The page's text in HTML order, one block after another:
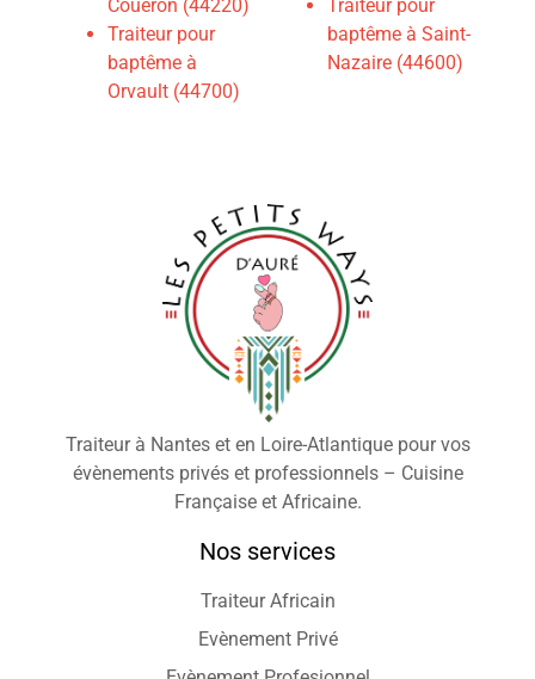
Couëron (44220)
Traiteur pour
baptême à
Orvault (44700)
Traiteur pour
baptême à Saint-
Nazaire (44600)
Traiteur à Nantes et en Loire-Atlantique pour vos
évènements privés et professionnels – Cuisine
Française et Africaine.
Nos services
Traiteur Africain
Evènement Privé